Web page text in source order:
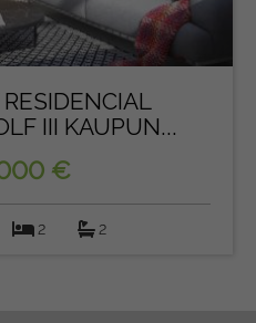
III KAUPUN...
€
2 2